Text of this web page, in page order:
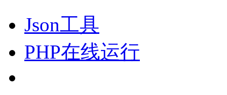
Json工具
PHP在线运行